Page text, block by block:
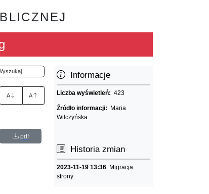
A A
pdf
Informacje
Liczba wyświetleń:423
Źródło informacji:
Maria
Wilczyńska
Historia zmian
2023-11-19 13:36 Migracja
strony